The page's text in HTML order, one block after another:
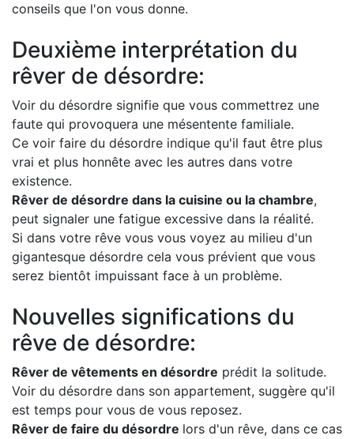
conseils que l'on vous donne.
Deuxième interprétation du
rêver de désordre:
Voir du désordre signifie que vous commettrez une
faute qui provoquera une mésentente familiale.
Ce voir faire du désordre indique qu'il faut être plus
vrai et plus honnête avec les autres dans votre
existence.
Rêver de désordre dans la cuisine ou la chambre,
peut signaler une fatigue excessive dans la réalité.
Si dans votre rêve vous vous voyez au milieu d'un
gigantesque désordre cela vous prévient que vous
serez bientôt impuissant face à un problème.
Nouvelles significations du
rêve de désordre:
Rêver de vêtements en désordre prédit la solitude.
Voir du désordre dans son appartement, suggère qu'il
est temps pour vous de vous reposez.
Rêver de faire du désordre lors d'un rêve, dans ce cas